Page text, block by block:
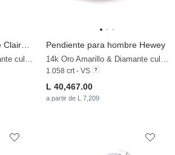
Pendiente para hombre Clairvaux
14k Oro Amarillo & Diamante cultivado en laboratorio
Pendiente para hombre Hewey
14k Oro Amarillo & Diamante cultivado en laboratorio
1.058 crt - VS
L 40,467.00
a partir de L 7,209